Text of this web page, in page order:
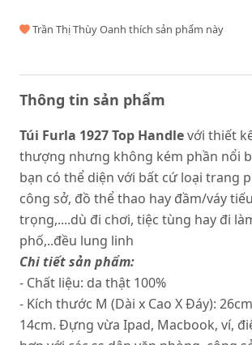
Trần Thị Thùy Oanh thích sản phẩm này
Thông tin sản phẩm
Túi Furla 1927 Top Handlevới thiết
thượng nhưng không kém phần nổi
bạn có thể diện với bất cứ loại trang
công sở, đồ thể thao hay đầm/váy
trọng,....dù đi chơi, tiệc tùng hay đi
phố,..đều lung linh
Chi tiết sản phẩm:
- Chất liệu: da thật 100%
- Kích thước M (Dài x Cao X Đáy):
14cm. Đựng vừa Ipad, Macbook, ví,